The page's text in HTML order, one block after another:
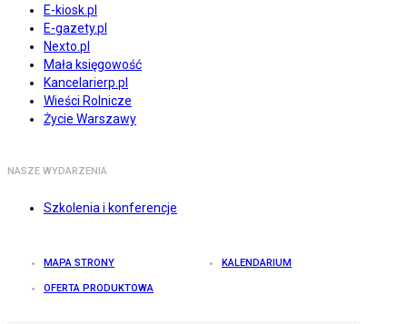
E-kiosk.pl
E-gazety.pl
Nexto.pl
Mała księgowość
Kancelarierp.pl
Wieści Rolnicze
Życie Warszawy
NASZE WYDARZENIA
Szkolenia i konferencje
MAPA STRONY KALENDARIUM
OFERTA PRODUKTOWA